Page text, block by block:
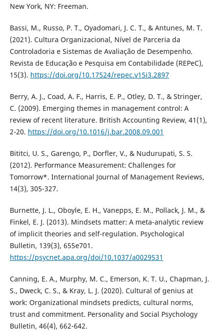
New York, NY: Freeman.
Bassi, M., Russo, P. T., Oyadomari, J. C. T., & Antunes, M. T.
(2021). Cultura Organizacional, Nível de Parceria da
Controladoria e Sistemas de Avaliação de Desempenho.
Revista de Educação e Pesquisa em Contabilidade (REPeC),
15(3). https://doi.org/10.17524/repec.v15i3.2897
Berry, A. J., Coad, A. F., Harris, E. P., Otley, D. T., & Stringer,
C. (2009). Emerging themes in management control: A
review of recent literature. British Accounting Review, 41(1),
2-20. https://doi.org/10.1016/j.bar.2008.09.001
Bititci, U. S., Garengo, P., Dorfler, V., & Nudurupati, S. S.
(2012). Performance Measurement: Challenges for
Tomorrow*. International Journal of Management Reviews,
14(3), 305-327.
Burnette, J. L., Oboyle, E. H., Vanepps, E. M., Pollack, J. M., &
Finkel, E. J. (2013). Mindsets matter: A meta-analytic review
of implicit theories and self-regulation. Psychological
Bulletin, 139(3), 655e701.
https://psycnet.apa.org/doi/10.1037/a0029531
Canning, E. A., Murphy, M. C., Emerson, K. T. U., Chapman, J.
S., Dweck, C. S., & Kray, L. J. (2020). Cultural of genius at
work: Organizational mindsets predicts, cultural norms,
trust and commitment. Personality and Social Psychology
Bulletin, 46(4), 662-642.